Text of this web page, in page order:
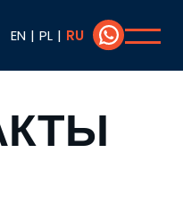
EN | PL | RU